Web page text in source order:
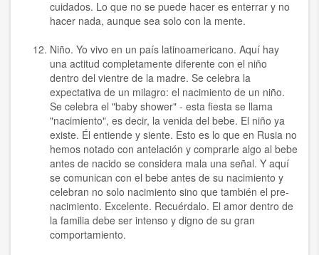
cuidados. Lo que no se puede hacer es enterrar y no
hacer nada, aunque sea solo con la mente.
Niño. Yo vivo en un país latinoamericano. Aquí hay
una actitud completamente diferente con el niño
dentro del vientre de la madre. Se celebra la
expectativa de un milagro: el nacimiento de un niño.
Se celebra el "baby shower" - esta fiesta se llama
"nacimiento", es decir, la venida del bebe. El niño ya
existe. Él entiende y siente. Esto es lo que en Rusia no
hemos notado con antelación y comprarle algo al bebe
antes de nacido se considera mala una señal. Y aquí
se comunican con el bebe antes de su nacimiento y
celebran no solo nacimiento sino que también el pre-
nacimiento. Excelente. Recuérdalo. El amor dentro de
la familia debe ser intenso y digno de su gran
comportamiento.